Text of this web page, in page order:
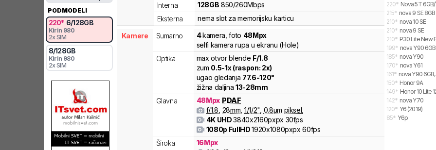
PODMODELI
220* 6/128GB
Kirin 980
2x SIM
8/128GB
Kirin 980
2x SIM
Interna
128GB 850/260Mbps
Eksterna
nema slot za memorijsku karticu
Kamere Sumarno 4kamera foto 48Mpx
selfi kamera rupa u ekranu (Hole)
Optika
max otvor blende F/1.8
zum 0.5-1x (raspon: 2x)
ugao gledanja 77.6-120°
žižna daljina 13-28mm
Glavna
48Mpx PDAF
f/1.8 28mm 1/1/2" 0.8µm piksel
4K UHD 3840x2160pxpx 30fps
1080p FullHD1920x1080pxpx60fps
Široka
16Mpx
220* Nova 5T 6GB/
215* nova 9 SE 8GB
210* nova 10 SE
210* nova 9 SE
210* P30 Lite New
199* nova Y90 6GB
185* nova Y90
170* nova Y61
161* nova Y90
150* Honor 9A
149* Honor 10 Lite
142* nova Y70
120* Y6 (2019)
85* Y6p